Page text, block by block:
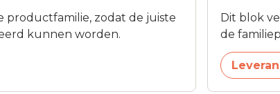
productfamilie, zodat de juiste
kunnen worden.
Dit blok
de